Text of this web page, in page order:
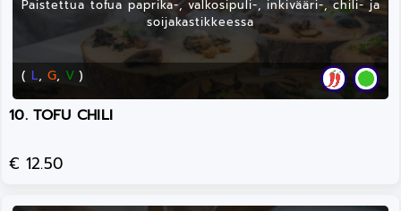
Paistettua tofua paprika-, valkosipuli-, inkivääri-, chili- ja
soijakastikkeessa
( L, G, V )
10. TOFU CHILI
€ 12.50